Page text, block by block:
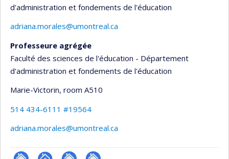
d'administration et fondements de l'éducation
adriana.morales@umontreal.ca
Professeure agrégée
Faculté des sciences de l'éducation - Département
d'administration et fondements de l'éducation
Marie-Victorin, room A510
514 434-6111 #19564
adriana.morales@umontreal.ca